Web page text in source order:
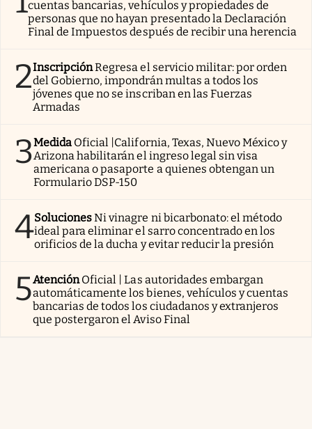
cuentas bancarias, vehículos y propiedades de
personas que no hayan presentado la Declaración
Final de Impuestos después de recibir una herencia
2InscripciónRegresa el servicio militar: por orden
del Gobierno, impondrán multas a todos los
jóvenes que no se inscriban en las Fuerzas
Armadas
3Medida Oficial |California, Texas, Nuevo México y
Arizona habilitarán el ingreso legal sin visa
americana o pasaporte a quienes obtengan un
Formulario DSP-150
4SolucionesNi vinagre ni bicarbonato: el método
ideal para eliminar el sarro concentrado en los
orificios de la ducha y evitar reducir la presión
5AtenciónOficial | Las autoridades embargan
automáticamente los bienes, vehículos y cuentas
bancarias de todos los ciudadanos y extranjeros
que postergaron el Aviso Final